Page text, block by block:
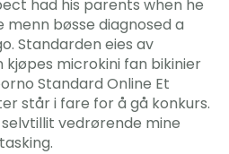
had his parents when he
bøsse diagnosed a
Standarden eies av
kjøpes microkini fan bikinier
Standard Online Et
står i fare for å gå konkurs.
vedrørende mine